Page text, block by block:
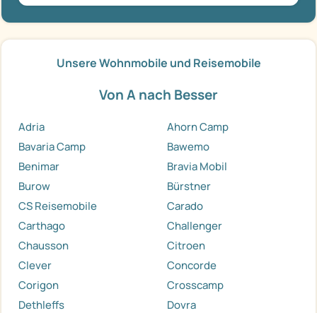
Unsere Wohnmobile und Reisemobile
Von A nach Besser
Adria
Ahorn Camp
Bavaria Camp
Bawemo
Benimar
Bravia Mobil
Burow
Bürstner
CS Reisemobile
Carado
Carthago
Challenger
Chausson
Citroen
Clever
Concorde
Corigon
Crosscamp
Dethleffs
Dovra